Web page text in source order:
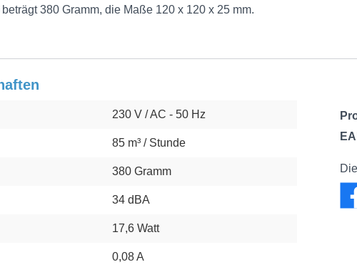
380 Gramm, die Maße 120 x 120 x 25 mm.
230 V / AC - 50 Hz
85 m³ / Stunde
380 Gramm
34 dBA
17,6 Watt
0,08 A